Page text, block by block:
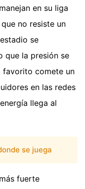
en su liga
no resiste un
se
que la presión se
favorito comete un
en las redes
llega al
se juega
fuerte